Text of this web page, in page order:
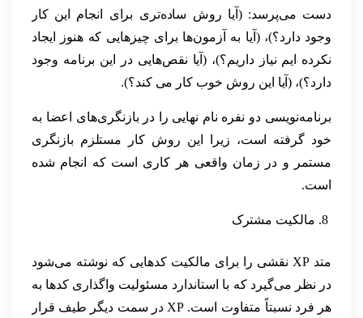
دست می‌پرسد: (آیا روش ساده‌تری برای انجام این کار
وجود دارد؟)، (آیا به آزمون‌ها برای چیزهایی که هنوز ایجاد
نکرده ایم نیاز داریم؟)، (آیا نقص‌هایی در این برنامه وجود
دارد؟)، (آیا این روش خوب کار می کند؟).
برنامه‌نویسی دو نفره نام نهایی را در بازنگری‌های اعضا به
خود گرفته است، زیرا این روش کار مستلزم بازنگری
مستمر و در زمان واقعی هر کاری است که انجام شده
است.
مالکیت مشترک
متد XP نقشی را برای مالکیت کدهایی که نوشته می‌شود
در نظر می‌گیرد که با استاندارد مسئولیت واگذاری کدها به
هر فرد نسبتاً متفاوت است. XP در سمت دیگر طیف قرار